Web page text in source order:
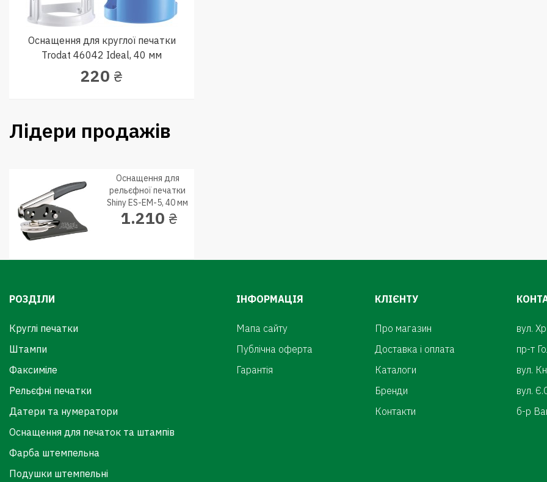
Оснащення для круглої печатки
Trodat 46042 Ideal, 40 мм
220 ₴
Лідери продажів
Оснащення для
рельєфної печатки
Shiny ES-ЕМ-5, 40 мм
1.210 ₴
РОЗДІЛИ
Круглі печатки
Штампи
Факсиміле
Рельєфні печатки
Датери та нумератори
Оснащення для печаток та штампів
Фарба штемпельна
Подушки штемпельні
ІНФОРМАЦІЯ
Мапа сайту
Публічна оферта
Гарантія
КЛІЄНТУ
Про магазин
Доставка і оплата
Каталоги
Бренди
Контакти
вул.
пр-т
вул.
вул.
б-р